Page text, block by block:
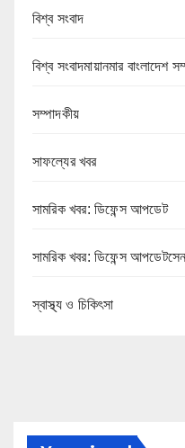
বিশ্ব সংবাদ
বিশ্ব সংবাদমায়ানমার বাংলাদেশ
সম্পাদকীয়
সাফল্যের খবর
সামরিক খবর: ডিফেন্স আপডেট
সামরিক খবর: ডিফেন্স
স্বাস্থ্য ও চিকিৎসা